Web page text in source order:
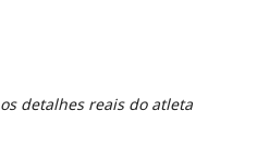
detalhes reais do atleta